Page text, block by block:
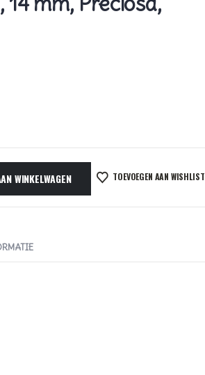
WINKELWAGEN TOEVOEGEN AAN WISHLIST